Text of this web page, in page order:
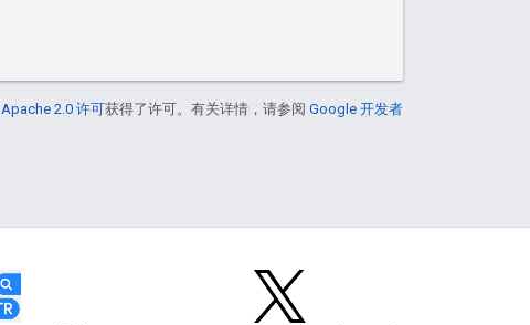
Apache 2.0 许可获得了许可。有关详情，请参阅 Google 开发者